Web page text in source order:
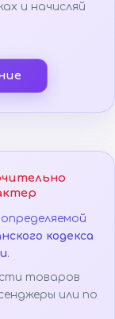
и начисляй
кодекса
.
товаров
или по